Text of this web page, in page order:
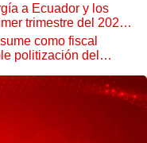
a Ecuador y los
trimestre del 2027,
como fiscal
politización del